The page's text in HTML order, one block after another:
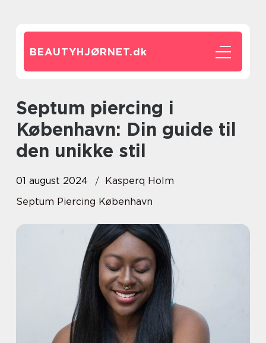
BEAUTYHJØRNET.dk
Septum piercing i
København: Din guide til
den unikke stil
01 august 2024
Kasperq Holm
Septum Piercing København